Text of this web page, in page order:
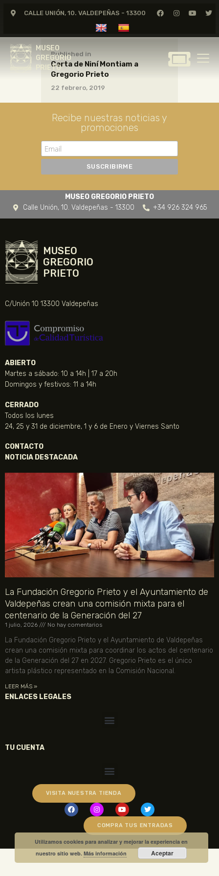
CALLE UNIÓN, 10. VALDEPEÑAS - 13300
MUSEO
GREGORIO
PRIETO
MUSEO
GREGORIO
GREGORIO PRIETO
CERTAMEN DE DIBUJO
FUNDACIÓN
TIENDA
NOTICIAS
Published in
Carta de Niní Montiam a
Gregorio Prieto
22 febrero, 2019
Recibe nuestras noticias y
promociones
MUSEO GREGORIO PRIETO
Calle Unión, 10. Valdepeñas - 13300
+34 926 324 965
MUSEO
GREGORIO
PRIETO
C/Unión 10 13300 Valdepeñas
ABIERTO
Martes a sábado: 10 a 14h | 17 a 20h
Domingos y festivos: 11 a 14h
CERRADO
Todos los lunes
24, 25 y 31 de diciembre, 1 y 6 de Enero y Viernes Santo
CONTACTO
NOTICIA DESTACADA
La Fundación Gregorio Prieto y el Ayuntamiento de
Valdepeñas crean una comisión mixta para el
centenario de la Generación del 27
1 julio, 2026 No hay comentarios
La Fundación Gregorio Prieto y el Ayuntamiento de Valdepeñas
crean una comisión mixta para coordinar los actos del centenario
de la Generación del 27 en 2027. Gregorio Prieto es el único
artista plástico representado en la Comisión Nacional.
LEER MÁS »
ENLACES LEGALES
TU CUENTA
VISITA NUESTRA TIENDA
COMPRA TUS ENTRADAS
Utilizamos cookies para analizar y mejorar la experiencia en
nuestro sitio web.Más información Aceptar